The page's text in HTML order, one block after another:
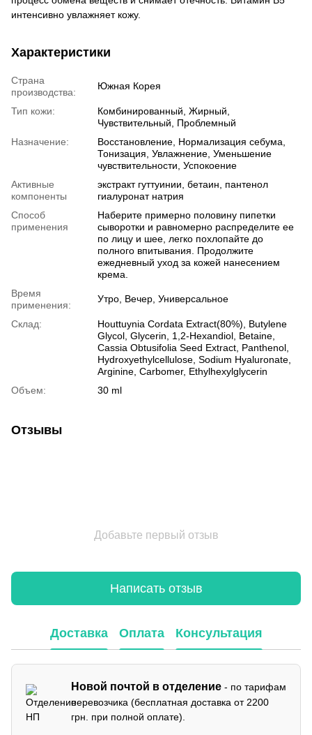
интенсивно увлажняет кожу.
Характеристики
Страна
производства:
Южная Корея
Тип кожи:
Комбинированный, Жирный,
Чувствительный, Проблемный
Назначение:
Восстановление, Нормализация себума,
Тонизация, Увлажнение, Уменьшение
чувствительности, Успокоение
Активные
компоненты
экстракт гуттуинии, бетаин, пантенол
гиалуронат натрия
Способ
применения
Наберите примерно половину пипетки
сыворотки и равномерно распределите ее
по лицу и шее, легко похлопайте до
полного впитывания. Продолжите
ежедневный уход за кожей нанесением
крема.
Время
применения:
Утро, Вечер, Универсальное
Склад:
Houttuynia Cordata Extract(80%), Butylene
Glycol, Glycerin, 1,2-Hexandiol, Betaine,
Cassia Obtusifolia Seed Extract, Panthenol,
Hydroxyethylcellulose, Sodium Hyaluronate,
Arginine, Carbomer, Ethylhexylglycerin
Объем:
30 ml
Отзывы
Добавьте первый отзыв
Написать отзыв
Доставка Оплата Консультация
Новой почтой в отделение - по тарифам
перевозчика (бесплатная доставка от 2200
грн. при полной оплате).